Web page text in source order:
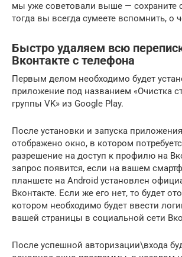
мы уже советовали выше — сохраните
тогда вы всегда сумеете вспомнить, о
Быстро удаляем всю
Вконтакте с телефона
Первым делом необходимо будет
приложение под названием «Очистка
группы VK» из Google Play.
После установки и запуска
отображено окно, в котором
разрешение на доступ к профилю на
запрос появится, если на вашем
планшете на Android установлен
Вконтакте. Если же его нет, то будет
котором необходимо будет ввести
вашей страницы в социальной сети
После успешной авторизации\входа